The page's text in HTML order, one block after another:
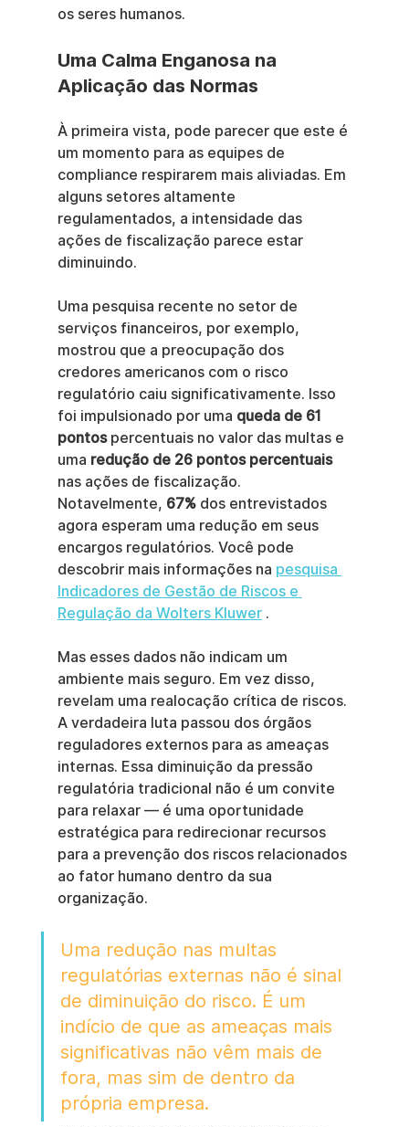
os seres humanos.
Uma Calma Enganosa na
Aplicação das Normas
À primeira vista, pode parecer que este é
um momento para as equipes de
compliance respirarem mais aliviadas. Em
alguns setores altamente
regulamentados, a intensidade das
ações de fiscalização parece estar
diminuindo.
Uma pesquisa recente no setor de
serviços financeiros, por exemplo,
mostrou que a preocupação dos
credores americanos com o risco
regulatório caiu significativamente. Isso
foi impulsionado por uma queda de 61
pontos percentuais no valor das multas e
uma redução de 26 pontos percentuais
nas ações de fiscalização.
Notavelmente, 67% dos entrevistados
agora esperam uma redução em seus
encargos regulatórios. Você pode
descobrir mais informações na pesquisa
Indicadores de Gestão de Riscos e
Regulação da Wolters Kluwer .
Mas esses dados não indicam um
ambiente mais seguro. Em vez disso,
revelam uma realocação crítica de riscos.
A verdadeira luta passou dos órgãos
reguladores externos para as ameaças
internas. Essa diminuição da pressão
regulatória tradicional não é um convite
para relaxar — é uma oportunidade
estratégica para redirecionar recursos
para a prevenção dos riscos relacionados
ao fator humano dentro da sua
organização.
Uma redução nas multas
regulatórias externas não é sinal
de diminuição do risco. É um
indício de que as ameaças mais
significativas não vêm mais de
fora, mas sim de dentro da
própria empresa.